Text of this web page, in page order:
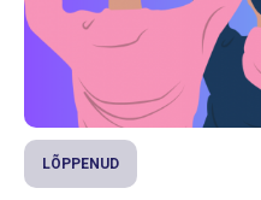
LÕPPENUD